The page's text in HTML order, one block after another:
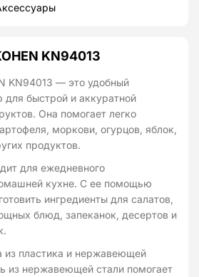
KN94013
KN94013 — это удобный
для быстрой и аккуратной
Она помогает легко
моркови, огурцов, яблок,
продуктов.
для ежедневного
кухне. С ее помощью
ингредиенты для салатов,
блюд, запеканок, десертов и
из пластика и нержавеющей
из нержавеющей стали помогает